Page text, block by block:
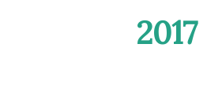
2017